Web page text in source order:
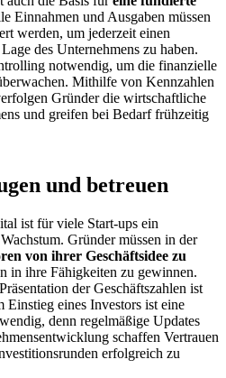
Einnahmen und Ausgaben müssen
werden, um jederzeit einen
des Unternehmens zu haben.
notwendig, um die finanzielle
Mithilfe von Kennzahlen
Gründer die wirtschaftliche
und greifen bei Bedarf frühzeitig
und betreuen
ist für viele Start-ups ein
Gründer müssen in der
von ihrer Geschäftsidee zu
in ihre Fähigkeiten zu gewinnen.
der Geschäftszahlen ist
Einstieg eines Investors ist eine
denn regelmäßige Updates
schaffen Vertrauen
erfolgreich zu